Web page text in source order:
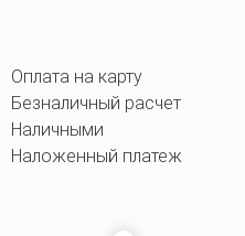
Оплата на карту
Безналичный расчет
Наличными
Наложенный платеж